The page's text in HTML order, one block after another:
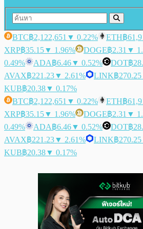
BTC฿2,122,651 ▼ 0.22% ETH฿
XRP฿35.15▼ 1.96% DOGE฿2.31 ▼
0.49%
ADA฿6.46▼ 0.52% DOT฿
AVAX฿221.23▼ 2.61% LINK฿270.25
KUB฿20.38▼ 0.17%
BTC฿2,122,651 ▼ 0.22% ETH฿
XRP฿35.15▼ 1.96% DOGE฿2.31 ▼
0.49%
ADA฿6.46▼ 0.52% DOT฿
AVAX฿221.23▼ 2.61% LINK฿270.25
KUB฿20.38▼ 0.17%